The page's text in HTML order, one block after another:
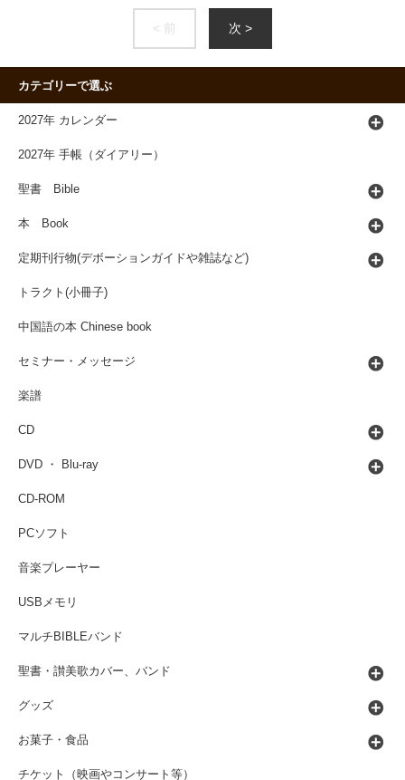
< 前 次 >
カテゴリーで選ぶ
2027年 カレンダー
2027年 手帳（ダイアリー）
聖書 Bible
本 Book
定期刊行物(デボーションガイドや雑誌など)
トラクト(小冊子)
中国語の本 Chinese book
セミナー・メッセージ
楽譜
CD
DVD ・ Blu-ray
CD-ROM
PCソフト
音楽プレーヤー
USBメモリ
マルチBIBLEバンド
聖書・讃美歌カバー、バンド
グッズ
お菓子・食品
チケット（映画やコンサート等）